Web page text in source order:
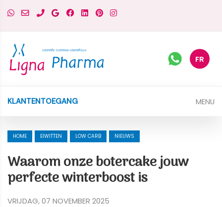
FR
KLANTENTOEGANG MENU
HOME EIWITTEN LOW CARB NIEUWS
Waarom onze botercake jouw
perfecte winterboost is
VRIJDAG, 07 NOVEMBER 2025